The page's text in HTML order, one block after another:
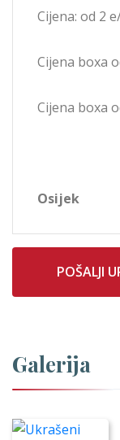
Cijena: od 2
Cijena boxa
Cijena boxa
Osijek
POŠALJI
Galerija